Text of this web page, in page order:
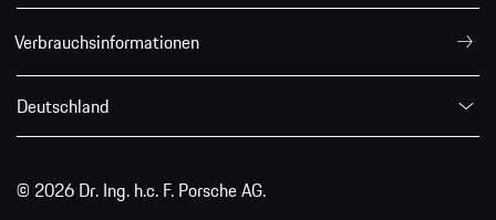
Verbrauchsinformationen
Deutschland
© 2026 Dr. Ing. h.c. F. Porsche AG.